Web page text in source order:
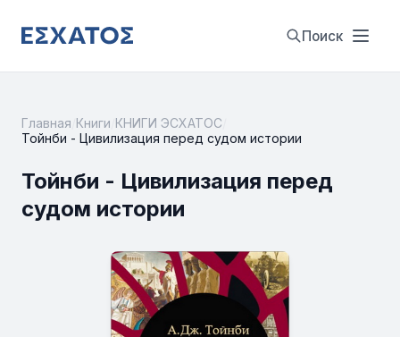
Поиск
Главная Книги КНИГИ ЭСХАТОС
Тойнби - Цивилизация перед судом истории
Тойнби - Цивилизация перед
судом истории